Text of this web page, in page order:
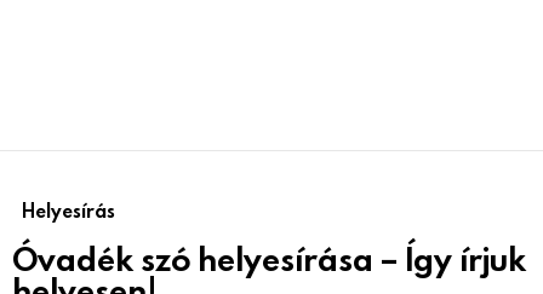
Helyesírás
Óvadék szó helyesírása – Így írjuk